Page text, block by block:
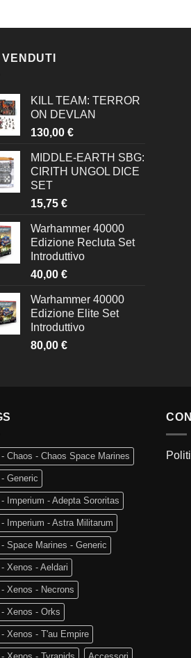
VENDUTI
KILL TEAM: TERROR
ON DEVLAN
130,00 €
MIDDLE-EARTH SBG:
CIRITH UNGOL DICE
SET
15,75 €
Warhammer 40000
Edizione Recluta Set
Introduttivo
40,00 €
Warhammer 40000
Edizione Elite Set
Introduttivo
80,00 €
Chaos - Chaos Space Marines
Generic
Imperium - Adepta Sororitas
Imperium - Astra Militarum
Space Marines - Generic
Xenos - Aeldari
Xenos - Necrons
Xenos - Orks
Xenos - T'au Empire